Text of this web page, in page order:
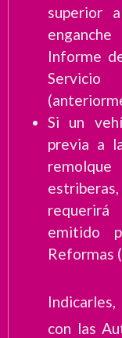
superior
Informe
Si un
previa a
requerirá
emitido
Reformas
con las